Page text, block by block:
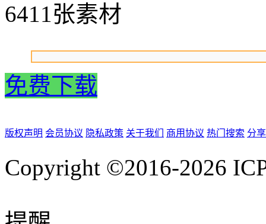
6411张素材
免费下载
版权声明 会员协议 隐私政策 关于我们 商用协议 热门搜索 分
Copyright ©2016-2026